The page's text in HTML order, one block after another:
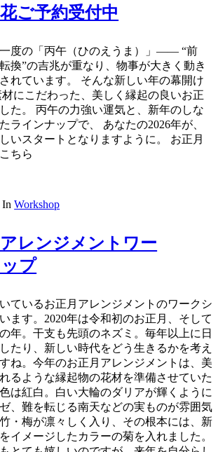
ご予約受付中
一度の「丙午（ひのえうま）」―― “前
換”の吉兆が重なり、物事が大きく動き
れています。 そんな新しい年の幕開け
にこだわった、美しく縁起の良いお正
た。 丙午の力強い運気と、新年のしな
ラインナップで、 あなたの2026年が、
いスタートとなりますように。 お正月
ちら
In Workshop
レンジメントワー
プ
ているお正月アレンジメントのワークシ
ます。2020年は令和初のお正月、そして
年。干支も先頭のネズミ。毎年以上に日
たり、新しい時代をどう生きるかを考え
ね。今年のお正月アレンジメントは、美
るような縁起物の花材を準備させていた
は紅白。白い大輪のダリアが輝くように
、難を転じる南天などの実ものが雰囲気
・梅が凛々しく入り、その根本には、新
イメージしたカラーの菊を入れました。